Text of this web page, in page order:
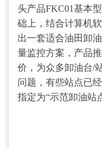
→ 公司新闻
→ 行业新闻
→ 知识百科
加入我们
头产品FKC01基本
础上，结合计算机
出一套适合油田卸
量监控方案，产品
价，为众多卸油台/
问题，有些站点已
指定为“示范卸油站